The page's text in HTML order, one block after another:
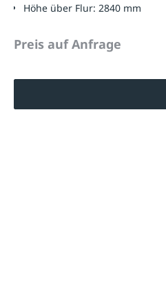
Höhe über Flur: 2840 mm
Preis auf Anfrage